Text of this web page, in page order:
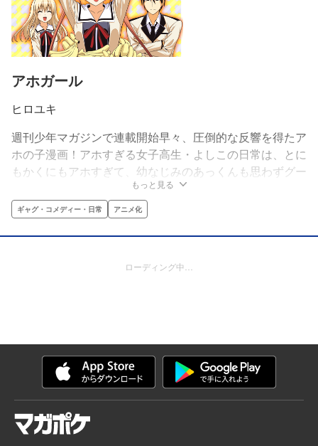
アホガール
ヒロユキ
週刊少年マガジンで連載開始早々、圧倒的な反響を得たア
ホの子漫画！アホすぎる女子高生・よしこの日常は、とに
もかくにもアホすぎて、幼なじみのあっくんも思わずグー
で殴るレベル!?読むと結構元気になる!!
もっと見る
ギャグ・コメディー・日常 アニメ化
ローディング中…